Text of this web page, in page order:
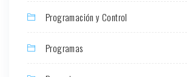
Programación y Control
Programas